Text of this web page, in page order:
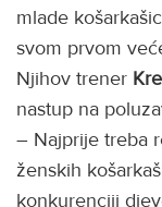
mlade
svom prvom
Njihov trener
nastup na
– Najprije treba
ženskih
konkurenciji